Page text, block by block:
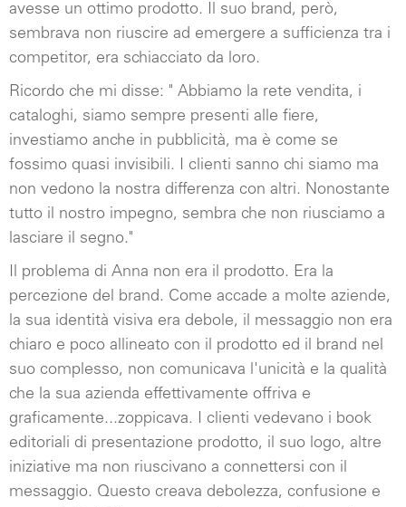
avesse un ottimo prodotto. Il suo brand, però,
sembrava non riuscire ad emergere a sufficienza tra i
competitor, era schiacciato da loro.
Ricordo che mi disse: " Abbiamo la rete vendita, i
cataloghi, siamo sempre presenti alle fiere,
investiamo anche in pubblicità, ma è come se
fossimo quasi invisibili. I clienti sanno chi siamo ma
non vedono la nostra differenza con altri. Nonostante
tutto il nostro impegno, sembra che non riusciamo a
lasciare il segno."
Il problema di Anna non era il prodotto. Era la
percezione del brand. Come accade a molte aziende,
la sua identità visiva era debole, il messaggio non era
chiaro e poco allineato con il prodotto ed il brand nel
suo complesso, non comunicava l'unicità e la qualità
che la sua azienda effettivamente offriva e
graficamente...zoppicava. I clienti vedevano i book
editoriali di presentazione prodotto, il suo logo, altre
iniziative ma non riuscivano a connettersi con il
messaggio. Questo creava debolezza, confusione e